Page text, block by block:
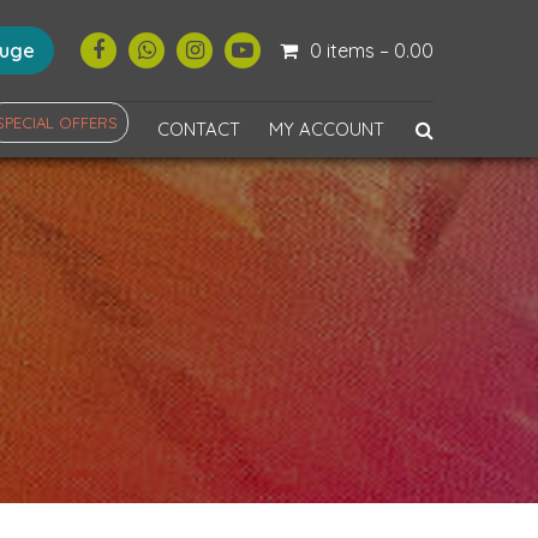
0 items – 0.00
OFFERS CONTACT MY ACCOUNT